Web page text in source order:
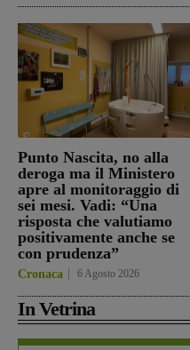
Punto Nascita, no alla
deroga ma il Ministero
apre al monitoraggio di
sei mesi. Vadi: “Una
risposta che valutiamo
positivamente anche se
con prudenza”
Cronaca 6 Agosto 2026
In Vetrina